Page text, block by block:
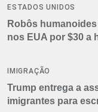
ESTADOS UNIDOS
Robôs
nos EUA por $30 a
IMIGRAÇÃO
Trump entrega a
imigrantes para